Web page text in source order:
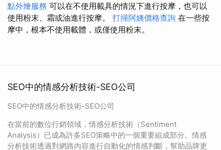
點外燴服務 可以在不使用載具的情況下進行按摩，也可以
使用粉末、霜或油進行按摩。 打掃阿姨價格查詢 在一些按
摩中，根本不使用載體，或僅使用粉末。
SEO中的情感分析技術-SEO公司
SEO中的情感分析技術-SEO公司
在當前的數位行銷領域，情感分析技術（Sentiment
Analysis）已成為許多SEO策略中的一個重要組成部分。情感
分析技術透過對網路內容進行自動化的情感判斷，幫助品牌更